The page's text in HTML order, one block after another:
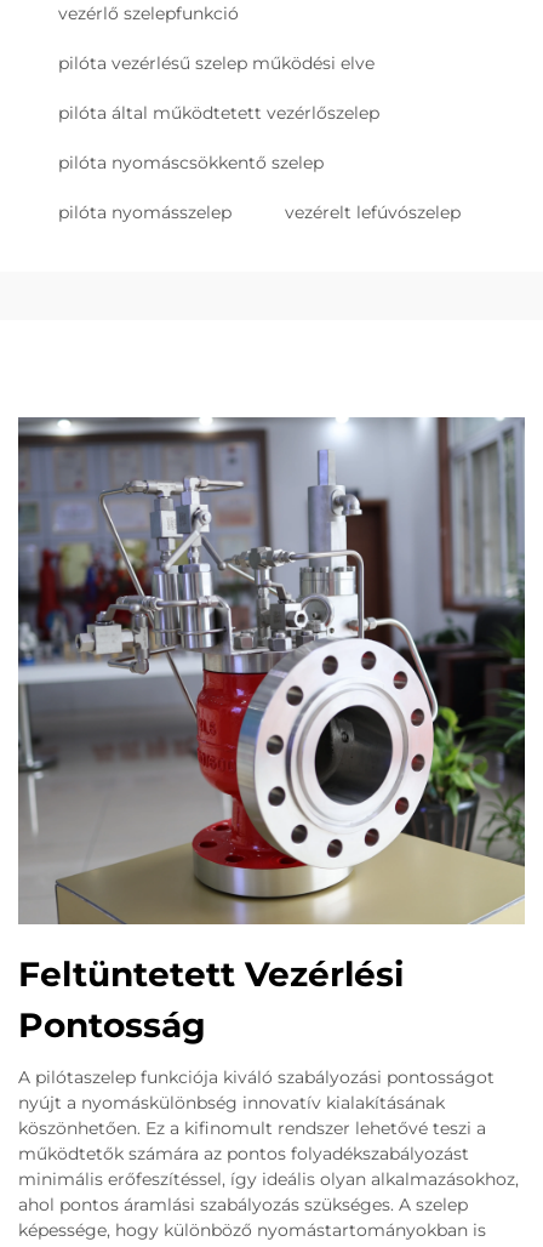
vezérlő szelepfunkció
pilóta vezérlésű szelep működési elve
pilóta által működtetett vezérlőszelep
pilóta nyomáscsökkentő szelep
pilóta nyomásszelep vezérelt lefúvószelep
Feltüntetett Vezérlési
Pontosság
A pilótaszelep funkciója kiváló szabályozási pontosságot
nyújt a nyomáskülönbség innovatív kialakításának
köszönhetően. Ez a kifinomult rendszer lehetővé teszi a
működtetők számára az pontos folyadékszabályozást
minimális erőfeszítéssel, így ideális olyan alkalmazásokhoz,
ahol pontos áramlási szabályozás szükséges. A szelep
képessége, hogy különböző nyomástartományokban is